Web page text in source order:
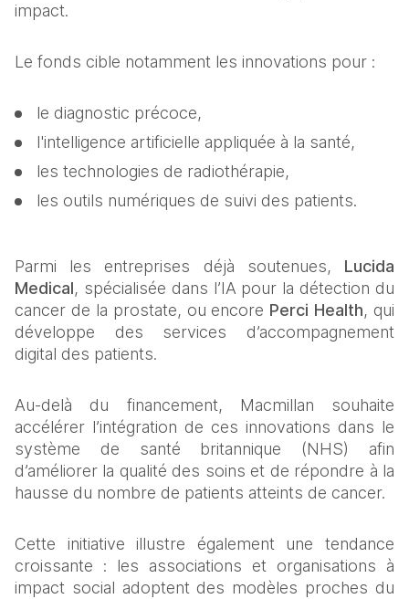
impact.
Le fonds cible notamment les innovations pour :
le diagnostic précoce,
l'intelligence artificielle appliquée à la santé,
les technologies de radiothérapie,
les outils numériques de suivi des patients.
Parmi les entreprises déjà soutenues, Lucida
Medical, spécialisée dans l’IA pour la détection du
cancer de la prostate, ou encore Perci Health, qui
développe des services d’accompagnement
digital des patients.
Au-delà du financement, Macmillan souhaite
accélérer l’intégration de ces innovations dans le
système de santé britannique (NHS) afin
d’améliorer la qualité des soins et de répondre à la
hausse du nombre de patients atteints de cancer.
Cette initiative illustre également une tendance
croissante : les associations et organisations à
impact social adoptent des modèles proches du